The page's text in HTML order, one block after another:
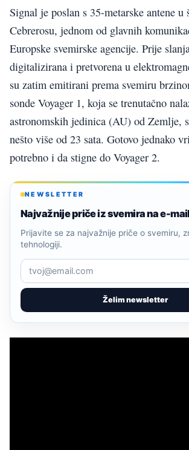
Signal je poslan s 35-metarske antene u
Cebrerosu, jednom od glavnih
Europske svemirske agencije. Prije
digitalizirana i pretvorena u
su zatim emitirani prema svemiru
sonde Voyager 1, koja se trenutačno
astronomskih jedinica (AU) od Zemlje,
nešto više od 23 sata. Gotovo jednako
potrebno i da stigne do Voyager 2.
NEWSLETTER
Najvažnije priče iz svemira na e-
Želim newsletter
Prijavite se za najvažnije priče o svemiru,
tehnologiji.